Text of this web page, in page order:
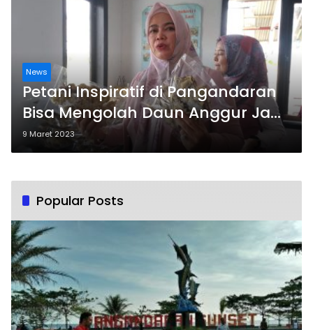
News
Petani Inspiratif di Pangandaran
Bisa Mengolah Daun Anggur Jadi
Makanan Nilai Jual Tinggi
9 Maret 2023
Popular Posts